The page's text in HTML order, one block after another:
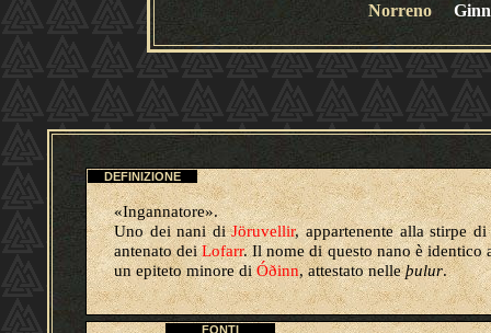
Norreno
DEFINIZIONE
«Ingannatore».
Uno dei nani diJöruvellir, appartenente alla stirpe
antenato deiLofarr. Il nome di questo nano è identico
un epiteto minore diÓðinn, attestato nelleþulur.
FONTI